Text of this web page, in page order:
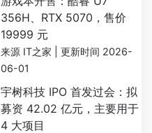
356H、RTX 5070，售价
19999 元
来源 IT之家
更新时间 2026-
06-01
宇树科技 IPO 首发过会：拟
募资 42.02 亿元，主要用于
4 大项目